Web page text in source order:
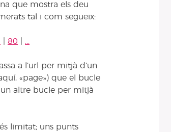
que mostra els deu
tal i com segueix:
80 ...
a l’url per mitjà d’un
«page») que el bucle
altre bucle per mitjà
limitat; uns punts